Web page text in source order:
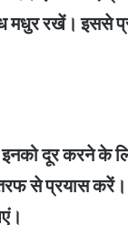
रखें। इससे
दूर करने के
से प्रयास करें।